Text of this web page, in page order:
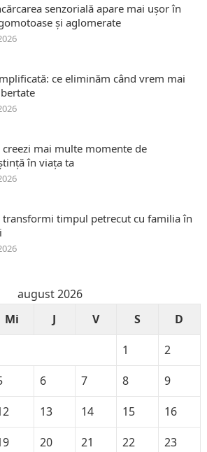
senzorială apare mai ușor în
și aglomerate
ce eliminăm când vrem mai
creezi mai multe momente de
în viața ta
transformi timpul petrecut cu familia în
august 2026
Mi J V S
D
1
2
6 7 8
9
13 14 15
16
20 21 22
23